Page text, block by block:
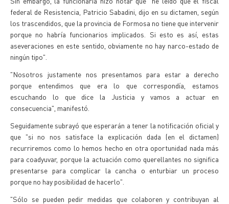
federal de Resistencia, Patricio Sabadini, dijo en su dictamen, según
los trascendidos, que la provincia de Formosa no tiene que intervenir
porque no habría funcionarios implicados. Si esto es así, estas
aseveraciones en este sentido, obviamente no hay narco-estado de
ningún tipo".
"Nosotros justamente nos presentamos para estar a derecho
porque entendimos que era lo que correspondía, estamos
escuchando lo que dice la Justicia y vamos a actuar en
consecuencia", manifestó.
Seguidamente subrayó que esperarán a tener la notificación oficial y
que "si no nos satisface la explicación dada (en el dictamen)
recurriremos como lo hemos hecho en otra oportunidad nada más
para coadyuvar, porque la actuación como querellantes no significa
presentarse para complicar la cancha o enturbiar un proceso
porque no hay posibilidad de hacerlo".
"Sólo se pueden pedir medidas que colaboren y contribuyan al